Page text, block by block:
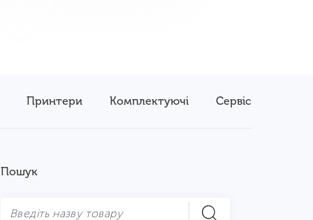
Принтери Комплектуючі Сервіс
Пошук